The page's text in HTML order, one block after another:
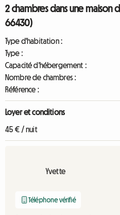
2 chambres dans une maison
66430)
Type d'habitation :
Type :
Capacité d'hébergement :
Nombre de chambres :
Référence :
Loyer et conditions
45 € / nuit
Yvette
Téléphone vérifié